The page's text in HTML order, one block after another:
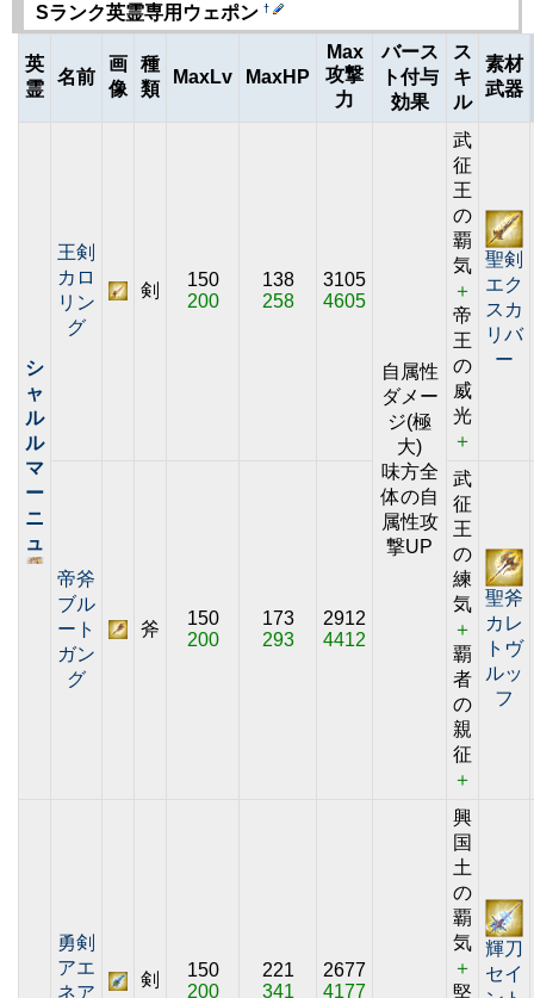
Sランク英霊専用ウェポン †
英
霊
名前
画
像
種
類
MaxLv MaxHP
Max
攻撃
力
バース
ト付与
効果
ス
キ
ル
素材
武器
シ
ャ
ル
ル
マ
ー
ニ
ュ
王剣
カロ
リン
グ
剣
150
200
138
258
3105
4605
自属性
ダメー
ジ(極
大)
味方全
体の自
属性攻
撃UP
武
征
王
の
覇
気
＋
帝
王
の
威
光
＋
聖剣
エク
スカ
リバ
ー
帝斧
ブル
ート
ガン
グ
斧
150
200
173
293
2912
4412
武
征
王
の
練
気
＋
覇
者
の
親
征
＋
聖斧
カレ
トヴ
ルッ
フ
勇剣
アエ
ネア
剣
150
200
221
341
2677
4177
興
国
土
の
覇
気
＋
堅
輝刀
セイ